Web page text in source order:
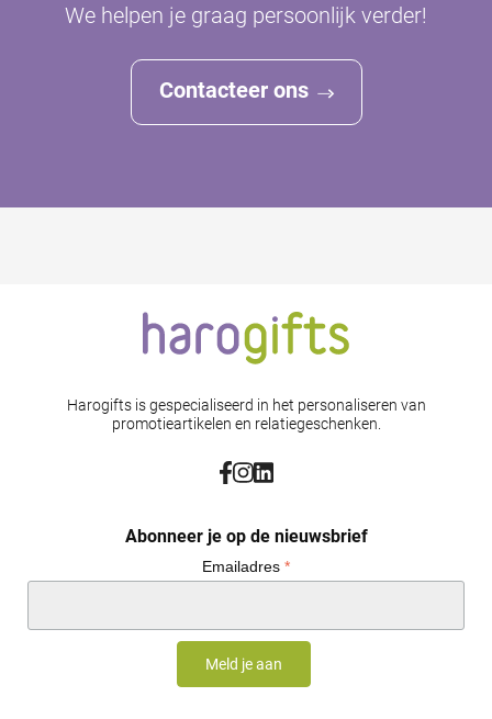
We helpen je graag persoonlijk verder!
Contacteer ons
Harogifts is gespecialiseerd in het personaliseren van
promotieartikelen en relatiegeschenken.
Abonneer je op de nieuwsbrief
Emailadres *